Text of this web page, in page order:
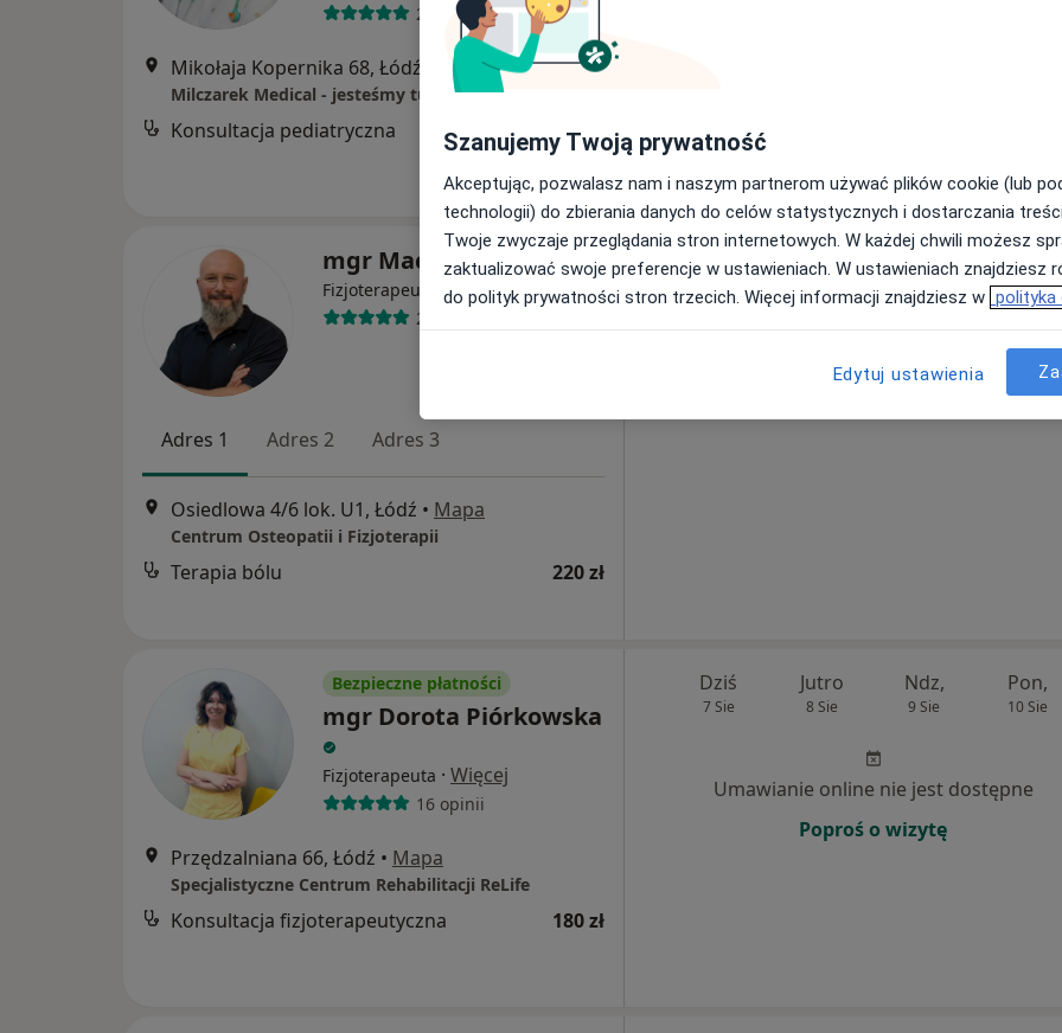
27 opinii
Mikołaja Kopernika 68, Łódź Mapa
Milczarek Medical - jesteśmy tutaj, aby Ci pomóc
Konsultacja pediatryczna 300 zł
mgr Maciek Kaps
Fizjoterapeuta ·Więcej
25 opinii
Adres 1 Adres 2 Adres 3
Osiedlowa 4/6 lok. U1, Łódź • Mapa
Centrum Osteopatii i Fizjoterapii
Terapia bólu 220 zł
Dziś Jutro Ndz, Pon,
10 Sie
Umawianie online nie jest dostępne
Bezpieczne płatności
mgr Dorota Piórkowska
Fizjoterapeuta · Więcej
16 opinii
Przędzalniana 66, Łódź • Mapa
Specjalistyczne Centrum Rehabilitacji ReLife
Konsultacja fizjoterapeutyczna 180 zł
Dziś
7 Sie
Jutro
8 Sie
Ndz,
9 Sie
Pon,
10 Sie
Umawianie online nie jest dostępne
Poproś o wizytę
Szanujemy Twoją prywatność
Akceptując, pozwalasz nam i naszym partnerom używać plików cookie (lub
technologii) do zbierania danych do celów statystycznych i dostarczania
Twoje zwyczaje przeglądania stron internetowych. W każdej chwili możesz
zaktualizować swoje preferencje w ustawieniach. W ustawieniach znajdziesz
do polityk prywatności stron trzecich. Więcej informacji znajdziesz w polityka
Edytuj ustawienia